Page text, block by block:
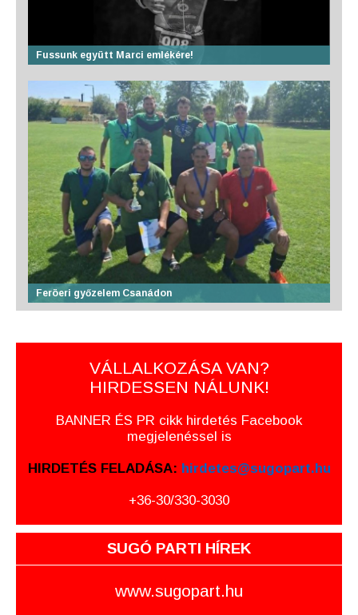
Fussunk együtt Marci emlékére!
Feröeri győzelem Csanádon
VÁLLALKOZÁSA VAN?
HIRDESSEN NÁLUNK!
BANNER ÉS PR cikk hirdetés Facebook
megjelenéssel is
HIRDETÉS FELADÁSA: hirdetes@sugopart.hu
+36-30/330-3030
SUGÓ PARTI HÍREK
www.sugopart.hu